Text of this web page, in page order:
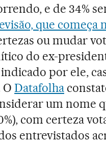
e de 34%
que começa
ou mudar
do ex-
por ele,
ODatafolha
um nome
com certeza
entrevistados